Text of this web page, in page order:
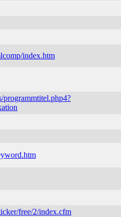
index.htm
free/2/index.cfm